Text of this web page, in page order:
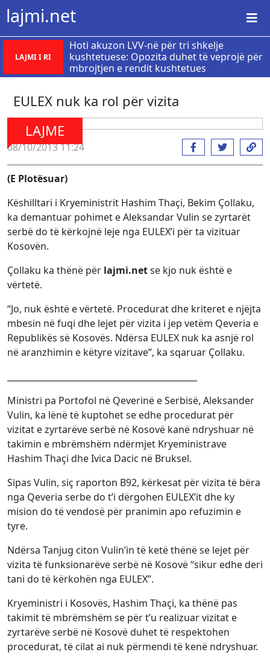
lajmi.net
LAJMI I RI
Hoti akuzon LVV-në për tri shkelje
kushtetuese: Opozita duhet të veprojë për
mbrojtjen e rendit kushtetues
EULEX nuk ka rol për vizita
LAJME
08/10/2013 11:24
(E Plotësuar)
Këshilltari i Kryeministrit Hashim Thaçi, Bekim Çollaku,
ka demantuar pohimet e Aleksandar Vulin se zyrtarët
serbë do të kërkojnë leje nga EULEX’i për ta vizituar
Kosovën.
Çollaku ka thënë për lajmi.netse kjo nuk është e
vërtetë.
“Jo, nuk është e vërtetë. Procedurat dhe kriteret e njëjta
mbesin në fuqi dhe lejet për vizita i jep vetëm Qeveria e
Republikës së Kosovës. Ndërsa EULEX nuk ka asnjë rol
në aranzhimin e këtyre vizitave”, ka sqaruar Çollaku.
Ministri pa Portofol në Qeverinë e Serbisë, Aleksander
Vulin, ka lënë të kuptohet se edhe procedurat për
vizitat e zyrtarëve serbë në Kosovë kanë ndryshuar në
takimin e mbrëmshëm ndërmjet Kryeministrave
Hashim Thaçi dhe Ivica Dacic në Bruksel.
Sipas Vulin, siç raporton B92, kërkesat për vizita të bëra
nga Qeveria serbe do t’i dërgohen EULEX’it dhe ky
mision do të vendosë për pranimin apo refuzimin e
tyre.
Ndërsa Tanjug citon Vulin’in të ketë thënë se lejet për
vizita të funksionarëve serbë në Kosovë “sikur edhe deri
tani do të kërkohën nga EULEX”.
Kryeministri i Kosovës, Hashim Thaçi, ka thënë pas
takimit të mbrëmshëm se për t’u realizuar vizitat e
zyrtarëve serbë në Kosovë duhet të respektohen
procedurat, të cilat ai nuk përmendi të kenë ndryshuar.